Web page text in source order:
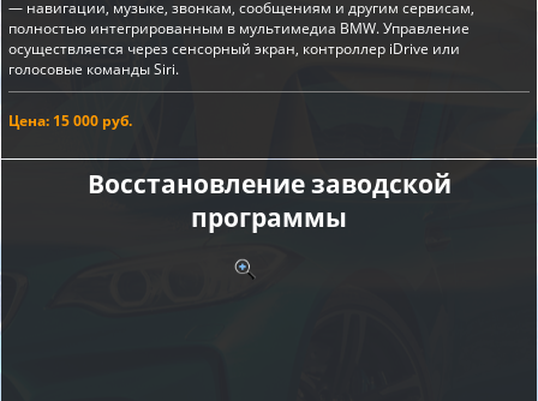
— навигации, музыке, звонкам, сообщениям и другим сервисам,
полностью интегрированным в мультимедиа BMW. Управление
осуществляется через сенсорный экран, контроллер iDrive или
голосовые команды Siri.
Цена: 15 000 руб.
Восстановление заводской
программы